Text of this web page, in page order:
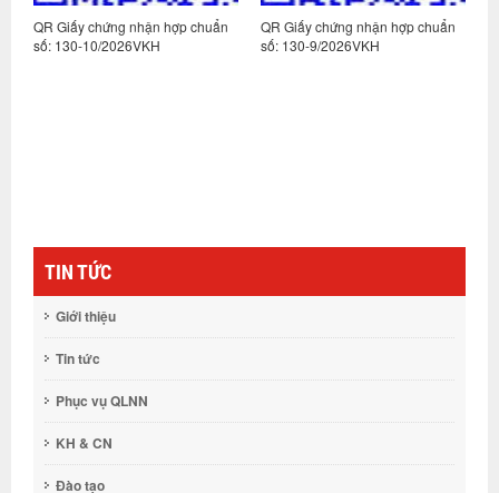
QR Giấy chứng nhận hợp chuẩn
số: 130-10/2026VKH
QR Giấy chứng nhận hợp chuẩn
số: 130-9/2026VKH
TIN TỨC
Giới thiệu
Tin tức
Phục vụ QLNN
KH & CN
Đào tạo